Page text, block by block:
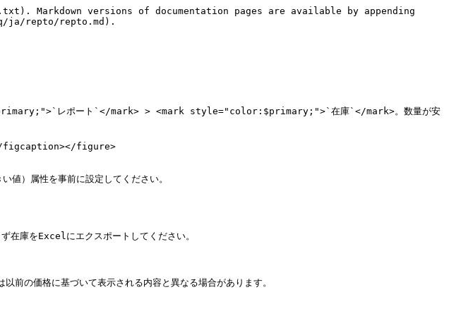
Markdown versions of documentation pages are available by appending
ja/repto/repto.md).
レポート`</mark> > <mark style="color:$primary;">`在庫`</mark>。数量が安
figcaption></figure>
性を事前に設定してください。
在庫をExcelにエクスポートしてください。
前の価格に基づいて表示される内容と異なる場合があります。